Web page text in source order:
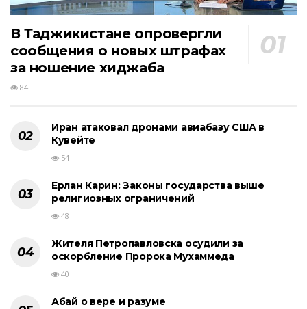
В Таджикистане опровергли
сообщения о новых штрафах
за ношение хиджаба
84
Иран атаковал дронами авиабазу США в
Кувейте
54
Ерлан Карин: Законы государства выше
религиозных ограничений
48
Жителя Петропавловска осудили за
оскорбление Пророка Мухаммеда
40
Абай о вере и разуме